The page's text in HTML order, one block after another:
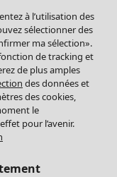
à l’utilisation des
sélectionner des
ma sélection».
de tracking et
de plus amples
des données et
des cookies,
le
pour l’avenir.